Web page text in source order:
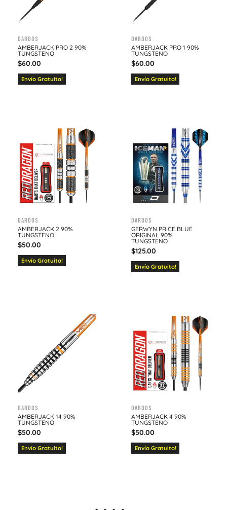
Dardos
AMBERJACK PRO 2 90%
TUNGSTENO
$60.00
Envío Gratuito!
Dardos
AMBERJACK PRO 1 90%
TUNGSTENO
$60.00
Envío Gratuito!
Dardos
AMBERJACK 2 90%
TUNGSTENO
$50.00
Envío Gratuito!
Dardos
GERWYN PRICE BLUE
ORIGINAL 90%
TUNGSTENO
$125.00
Envío Gratuito!
Dardos
AMBERJACK 14 90%
TUNGSTENO
$50.00
Envío Gratuito!
Dardos
AMBERJACK 4 90%
TUNGSTENO
$50.00
Envío Gratuito!